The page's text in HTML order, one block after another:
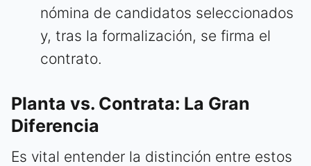
nómina de candidatos seleccionados
y, tras la formalización, se firma el
contrato.
Planta vs. Contrata: La Gran
Diferencia
Es vital entender la distinción entre estos